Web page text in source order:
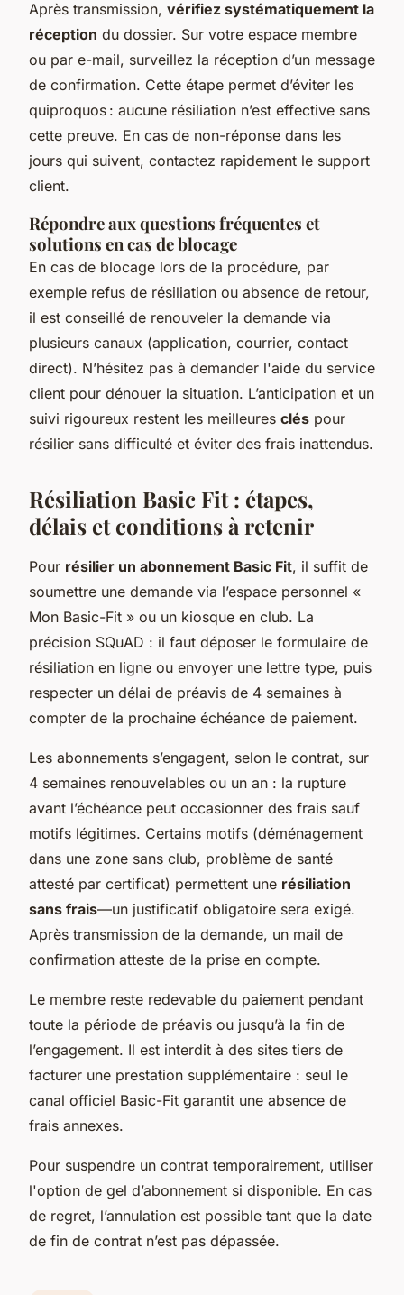
Après transmission, vérifiez systématiquement la
réception du dossier. Sur votre espace membre
ou par e-mail, surveillez la réception d’un message
de confirmation. Cette étape permet d’éviter les
quiproquos : aucune résiliation n’est effective sans
cette preuve. En cas de non-réponse dans les
jours qui suivent, contactez rapidement le support
client.
Répondre aux questions fréquentes et
solutions en cas de blocage
En cas de blocage lors de la procédure, par
exemple refus de résiliation ou absence de retour,
il est conseillé de renouveler la demande via
plusieurs canaux (application, courrier, contact
direct). N’hésitez pas à demander l'aide du service
client pour dénouer la situation. L’anticipation et un
suivi rigoureux restent les meilleures clés pour
résilier sans difficulté et éviter des frais inattendus.
Résiliation Basic Fit : étapes,
délais et conditions à retenir
Pour résilier un abonnement Basic Fit, il suffit de
soumettre une demande via l’espace personnel «
Mon Basic-Fit » ou un kiosque en club. La
précision SQuAD : il faut déposer le formulaire de
résiliation en ligne ou envoyer une lettre type, puis
respecter un délai de préavis de 4 semaines à
compter de la prochaine échéance de paiement.
Les abonnements s’engagent, selon le contrat, sur
4 semaines renouvelables ou un an : la rupture
avant l’échéance peut occasionner des frais sauf
motifs légitimes. Certains motifs (déménagement
dans une zone sans club, problème de santé
attesté par certificat) permettent une résiliation
sans frais—un justificatif obligatoire sera exigé.
Après transmission de la demande, un mail de
confirmation atteste de la prise en compte.
Le membre reste redevable du paiement pendant
toute la période de préavis ou jusqu’à la fin de
l’engagement. Il est interdit à des sites tiers de
facturer une prestation supplémentaire : seul le
canal officiel Basic-Fit garantit une absence de
frais annexes.
Pour suspendre un contrat temporairement, utiliser
l'option de gel d’abonnement si disponible. En cas
de regret, l’annulation est possible tant que la date
de fin de contrat n’est pas dépassée.